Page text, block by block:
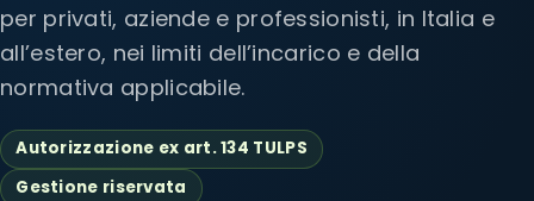
per privati, aziende e professionisti, in Italia e
all’estero, nei limiti dell’incarico e della
normativa applicabile.
Autorizzazione ex art. 134 TULPS
Gestione riservata